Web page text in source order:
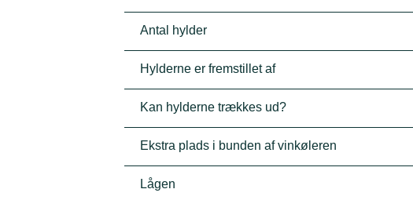
Antal hylder
Hylderne er fremstillet af
Kan hylderne trækkes ud?
Ekstra plads i bunden af vinkøleren
Lågen